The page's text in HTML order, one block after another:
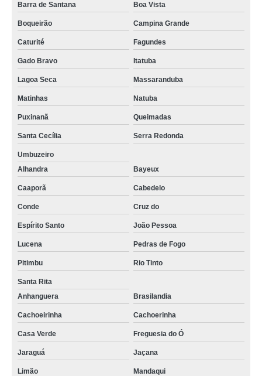
Barra de Santana Boa Vista
Boqueirão Campina Grande
Caturité Fagundes
Gado Bravo Itatuba
Lagoa Seca Massaranduba
Matinhas Natuba
Puxinanã Queimadas
Santa Cecília Serra Redonda
Umbuzeiro
Alhandra
Bayeux
Caaporã Cabedelo
Conde Cruz do
Espírito Santo João Pessoa
Lucena Pedras de Fogo
Pitimbu Rio Tinto
Santa Rita
Anhanguera
Brasilandia
Cachoeirinha Cachoerinha
Casa Verde Freguesia do Ó
Jaraguá Jaçana
Limão Mandaqui